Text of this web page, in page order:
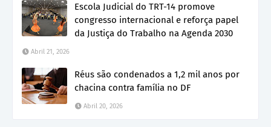
Escola Judicial do TRT-14 promove
congresso internacional e reforça papel
da Justiça do Trabalho na Agenda 2030
Abril 21, 2026
Réus são condenados a 1,2 mil anos por
chacina contra família no DF
Abril 20, 2026